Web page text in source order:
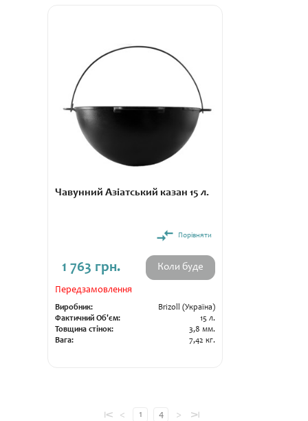
Чавунний Азіатський казан 15 л.
Порівняти
1 763 грн. Коли буде
Передзамовлення
Виробник:
Brizoll (Україна)
Фактичний Об'єм:
15 л.
Товщина стінок:
3,8 мм.
Вага:
7,42 кг.
⊻ < 1 4 > ⊼